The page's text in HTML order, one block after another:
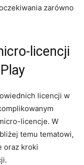
zarówno
licencji
licencji ⁣w
licencje. W
temu tematowi,
oraz kroki